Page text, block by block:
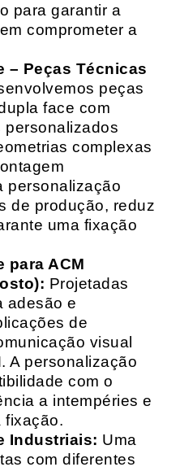
para garantir a
comprometer a
– Peças Técnicas
peças
face com
personalizados
complexas
personalização
de produção, reduz
uma fixação
para ACM
Projetadas
adesão e
de
visual
A personalização
com o
a intempéries e
fixação.
Industriais: Uma
com diferentes